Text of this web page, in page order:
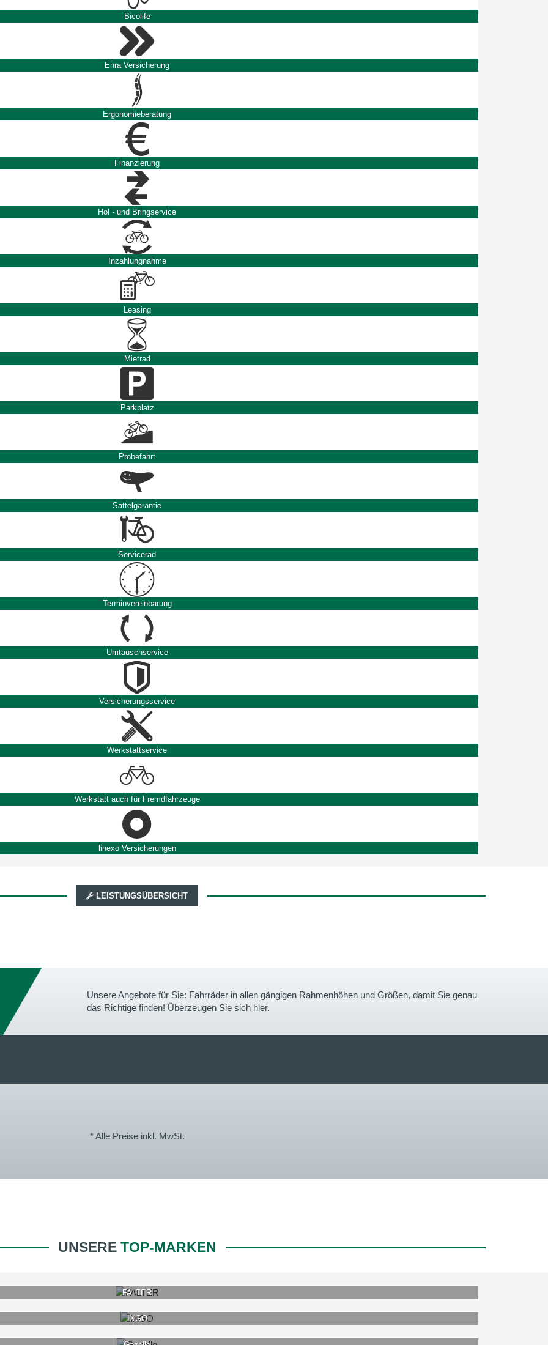
Bicolife
Enra Versicherung
Ergonomieberatung
Finanzierung
Hol - und Bringservice
Inzahlungnahme
Leasing
Mietrad
Parkplatz
Probefahrt
Sattelgarantie
Servicerad
Terminvereinbarung
Umtauschservice
Versicherungsservice
Werkstattservice
Werkstatt auch für Fremdfahrzeuge
linexo Versicherungen
LEISTUNGSÜBERSICHT
Unsere Angebote für Sie: Fahrräder in allen gängigen Rahmenhöhen und Größen, damit Sie genau
das Richtige finden! Überzeugen Sie sich hier.
* Alle Preise inkl. MwSt.
UNSERE TOP-MARKEN
FALTER
IXGO